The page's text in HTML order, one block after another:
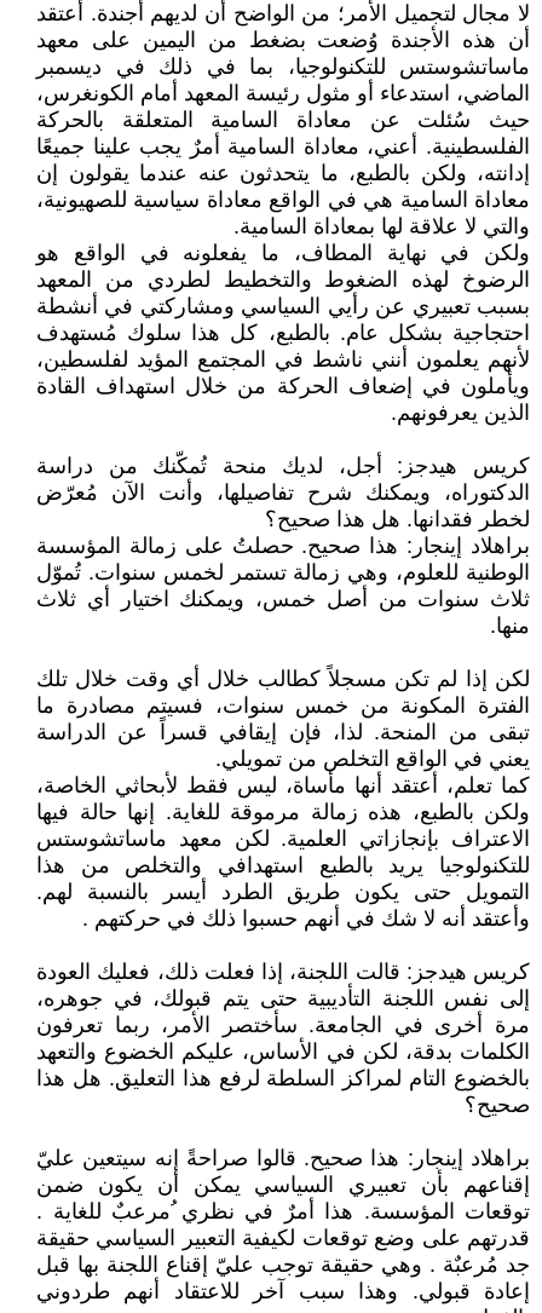
لا مجال لتجميل الأمر؛ من الواضح أن لديهم أجندة. أعتقد
أن هذه الأجندة وُضعت بضغط من اليمين على معهد
ماساتشوستس للتكنولوجيا، بما في ذلك في ديسمبر
الماضي، استدعاء أو مثول رئيسة المعهد أمام الكونغرس،
حيث سُئلت عن معاداة السامية المتعلقة بالحركة
الفلسطينية. أعني، معاداة السامية أمرٌ يجب علينا جميعًا
إدانته، ولكن بالطبع، ما يتحدثون عنه عندما يقولون إن
معاداة السامية هي في الواقع معاداة سياسية للصهيونية،
والتي لا علاقة لها بمعاداة السامية.
ولكن في نهاية المطاف، ما يفعلونه في الواقع هو
الرضوخ لهذه الضغوط والتخطيط لطردي من المعهد
بسبب تعبيري عن رأيي السياسي ومشاركتي في أنشطة
احتجاجية بشكل عام. بالطبع، كل هذا سلوك مُستهدف
لأنهم يعلمون أنني ناشط في المجتمع المؤيد لفلسطين،
ويأملون في إضعاف الحركة من خلال استهداف القادة
الذين يعرفونهم.
كريس هيدجز: أجل، لديك منحة تُمكّنك من دراسة
الدكتوراه، ويمكنك شرح تفاصيلها، وأنت الآن مُعرّض
لخطر فقدانها. هل هذا صحيح؟
براهلاد إينجار: هذا صحيح. حصلتُ على زمالة المؤسسة
الوطنية للعلوم، وهي زمالة تستمر لخمس سنوات. تُموّل
ثلاث سنوات من أصل خمس، ويمكنك اختيار أي ثلاث
منها.
لكن إذا لم تكن مسجلاً كطالب خلال أي وقت خلال تلك
الفترة المكونة من خمس سنوات، فسيتم مصادرة ما
تبقى من المنحة. لذا، فإن إيقافي قسراً عن الدراسة
يعني في الواقع التخلص من تمويلي.
كما تعلم، أعتقد أنها مأساة، ليس فقط لأبحاثي الخاصة،
ولكن بالطبع، هذه زمالة مرموقة للغاية. إنها حالة فيها
الاعتراف بإنجازاتي العلمية. لكن معهد ماساتشوستس
للتكنولوجيا يريد بالطبع استهدافي والتخلص من هذا
التمويل حتى يكون طريق الطرد أيسر بالنسبة لهم.
وأعتقد أنه لا شك في أنهم حسبوا ذلك في حركتهم .
كريس هيدجز: قالت اللجنة، إذا فعلت ذلك، فعليك العودة
إلى نفس اللجنة التأديبية حتى يتم قبولك، في جوهره،
مرة أخرى في الجامعة. سأختصر الأمر، ربما تعرفون
الكلمات بدقة، لكن في الأساس، عليكم الخضوع والتعهد
بالخضوع التام لمراكز السلطة لرفع هذا التعليق. هل هذا
صحيح؟
براهلاد إينجار: هذا صحيح. قالوا صراحةً إنه سيتعين عليّ
إقناعهم بأن تعبيري السياسي يمكن أن يكون ضمن
توقعات المؤسسة. هذا أمرٌ في نظري ُمرعبٌ للغاية .
قدرتهم على وضع توقعات لكيفية التعبير السياسي حقيقة
جد مُرعبٌة . وهي حقيقة توجب عليّ إقناع اللجنة بها قبل
إعادة قبولي. وهذا سبب آخر للاعتقاد أنهم طردوني